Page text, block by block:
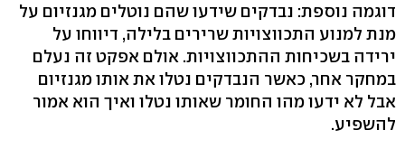
דוגמה נוספת: נבדקים שידעו שהם נוטלים מגנזיום על
מנת למנוע התכווצויות שרירים בלילה, דיווחו על
ירידה בשכיחות ההתכווצויות. אולם אפקט זה נעלם
במחקר אחר, כאשר הנבדקים נטלו את אותו מגנזיום
אבל לא ידעו מהו החומר שאותו נטלו ואיך הוא אמור
להשפיע.